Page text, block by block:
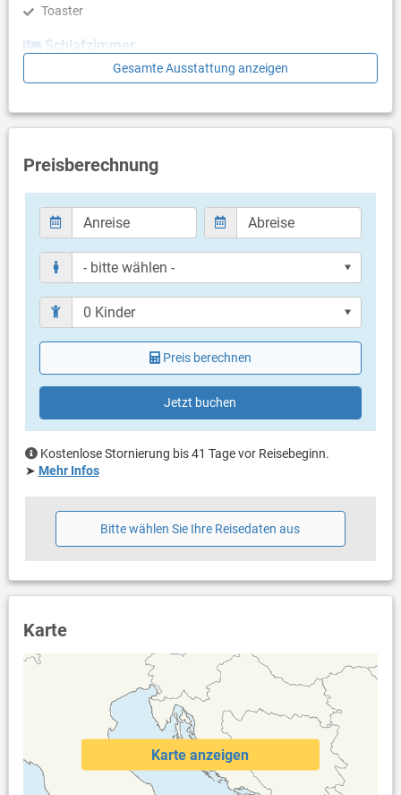
Toaster
Schlafzimmer
Schlafzimmer mit Doppelbett, Zustellbett, Meerblick, Laminat
Bad mit WC, Dusche
Balkon & Terrasse
überdacht
Meerblick
Bestuhlung
Balkongröße: 7 m²
Grill vorhanden
Öffentlicher Parkplatz auf sonstigen Parkflächen in ca. 200
Meter Entfernung (kostenlos)
Parkplatz in ca. 200 Meter Entfernung
Haustier nicht erlaubt
Klimaanlage im Preis inklusive
Eigentümer lebt im gleichen Haus
für Allergiker geeignet
Bettwäsche vorhanden
Handtücher vorhanden
Gesamte Ausstattung anzeigen
Preisberechnung
Preis berechnen
Jetzt buchen
Kostenlose Stornierung bis 41 Tage vor Reisebeginn.
➤ Mehr Infos
Bitte wählen Sie Ihre Reisedaten aus
Karte
Karte anzeigen